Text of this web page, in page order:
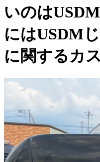
いのは
にはUSDM
に関するカ